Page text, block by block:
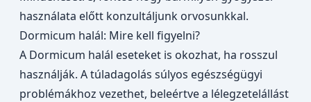
használata előtt konzultáljunk orvosunkkal.
Dormicum halál: Mire kell figyelni?
A Dormicum halál eseteket is okozhat, ha rosszul
használják. A túladagolás súlyos egészségügyi
problémákhoz vezethet, beleértve a lélegzetelállást